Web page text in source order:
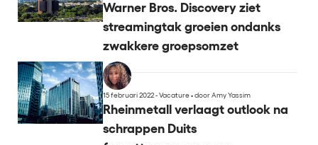
Warner Bros. Discovery ziet
streamingtak groeien ondanks
zwakkere groepsomzet
15 februari 2022 - Vacature•door Amy Yassim
Rheinmetall verlaagt outlook na
schrappen Duits